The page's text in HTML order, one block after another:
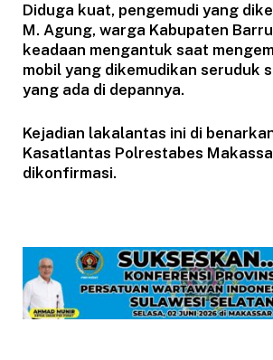
Diduga kuat, pengemudi yang
M. Agung, warga Kabupaten
keadaan mengantuk saat
mobil yang dikemudikan seruduk
yang ada di depannya.
Kejadian lakalantas ini di
Kasatlantas Polrestabes
dikonfirmasi.